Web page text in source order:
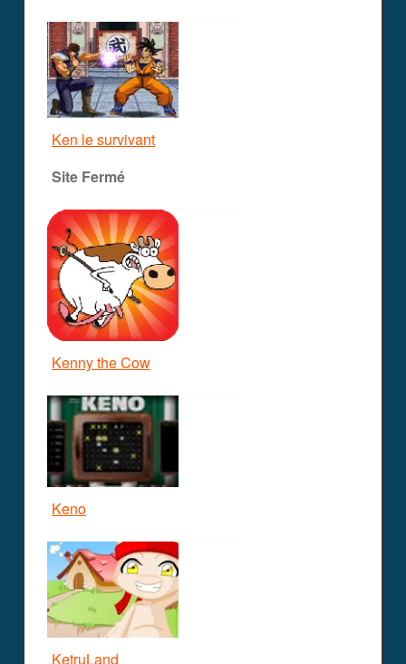
Ken le survivant
Site Fermé
Kenny the Cow
Keno
KetruLand